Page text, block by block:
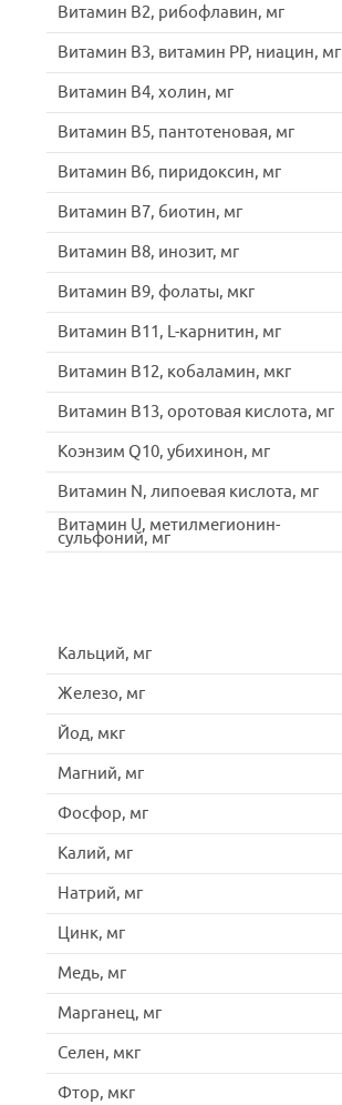
Витамин B2, рибофлавин, мг
Витамин B3, витамин PP, ниацин, мг
Витамин B4, холин, мг
Витамин B5, пантотеновая, мг
Витамин B6, пиридоксин, мг
Витамин B7, биотин, мг
Витамин B8, инозит, мг
Витамин B9, фолаты, мкг
Витамин B11, L-карнитин, мг
Витамин B12, кобаламин, мкг
Витамин B13, оротовая кислота, мг
Коэнзим Q10, убихинон, мг
Витамин N, липоевая кислота, мг
Витамин U, метилмегионин-
сульфоний, мг
Кальций, мг
Железо, мг
Йод, мкг
Магний, мг
Фосфор, мг
Калий, мг
Натрий, мг
Цинк, мг
Медь, мг
Марганец, мг
Селен, мкг
Фтор, мкг